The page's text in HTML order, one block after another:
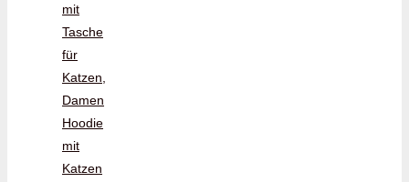
mit
Tasche
für
Katzen,
Damen
Hoodie
mit
Katzen